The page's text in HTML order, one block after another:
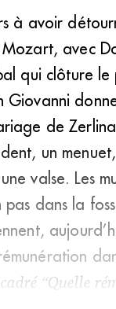
à avoir
Mozart, avec
qui clôture le
Giovanni
de
un
valse. Les
pas dans la
“Quelle